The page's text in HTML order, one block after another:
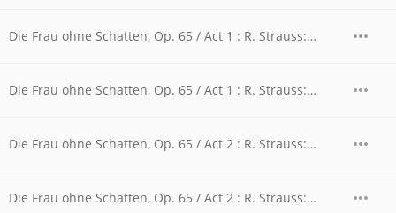
Die Frau ohne Schatten, Op. 65 / Act 1 : R. Strauss: Die Frau ohne Schatten, Op. 65 / Act 1 - Trag ich die Ware selber zu Markt
Die Frau ohne Schatten, Op. 65 / Act 1 : R. Strauss: Die Frau ohne Schatten, Op. 65 / Act 1 - Was wollt' ich hier?
Die Frau ohne Schatten, Op. 65 / Act 2 : R. Strauss: Die Frau ohne Schatten, Op. 65 / Act 2 - "Was ist nun deine Rede"- Change of Scene
Die Frau ohne Schatten, Op. 65 / Act 2 : R. Strauss: Die Frau ohne Schatten, Op. 65 / Act 2 - Das Weib ist irre - Barak, ich hab' es nicht getan!